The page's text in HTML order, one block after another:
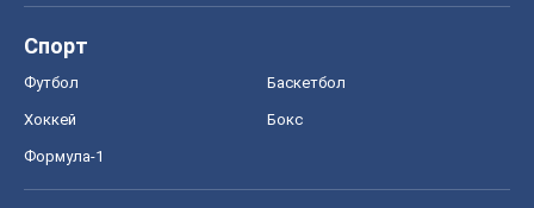
Спорт
Футбол Баскетбол
Хоккей Бокс
Формула-1